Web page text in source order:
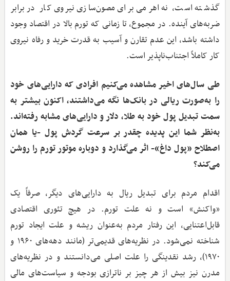
گذشته است، نه اهرمی برای مصون‌سازی نیروی کار در برابر
ضربه‌های آینده. در مجموع، تا زمانی که تورم بالا در اقتصاد وجود
داشته باشد، این عدم تقارن و آسیب به قدرت خرید و رفاه نیروی
کار کاملاً اجتناب‌ناپذیر است.
طی سال‌های اخیر مشاهده می‌کنیم افرادی که دارایی‌های خود
را به‌صورت ریالی در بانک‌ها نگه می‌داشتند، اکنون بیشتر به
سمت تبدیل پول خود به طلا، دلار و دارایی‌های مشابه رفته‌اند.
به‌نظر شما این پدیده چقدر بر سرعت گردش پول -یا همان
اصطلاح «پول داغ»- اثر می‌گذارد و دوباره موتور تورم را روشن
می‌کند؟
اقدام مردم برای تبدیل ریال به دارایی‌های دیگر، صرفاً یک
«واکنش» است و نه علت تورم. در هیچ تئوری اقتصادی
قابل‌اعتنایی، این رفتار مردم به‌عنوان ریشه و علت ایجاد تورم
شناخته نمی‌شود. در نظریه‌های قدیمی‌تر (مانند دهه‌های ۱۹۶۰ و
۱۹۷۰)، رشد نقدینگی را علت اصلی می‌دانستند و در نظریه‌های
مدرن نیز بیش از هر چیز بر ناترازی بودجه و سیاست‌های مالی